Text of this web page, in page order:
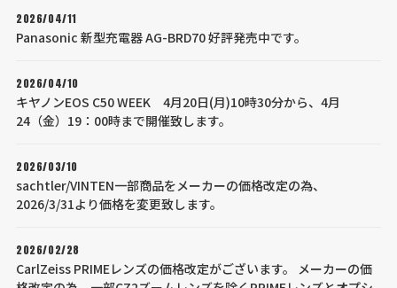
2026/04/11
Panasonic 新型充電器 AG-BRD70 好評発売中です。
2026/04/10
キヤノンEOS C50 WEEK 4月20日(月)10時30分から、4月
24（金）19：00時まで開催致します。
2026/03/10
sachtler/VINTEN一部商品をメーカーの価格改定の為、
2026/3/31より価格を変更致します。
2026/02/28
CarlZeiss PRIMEレンズの価格改定がございます。 メーカーの価